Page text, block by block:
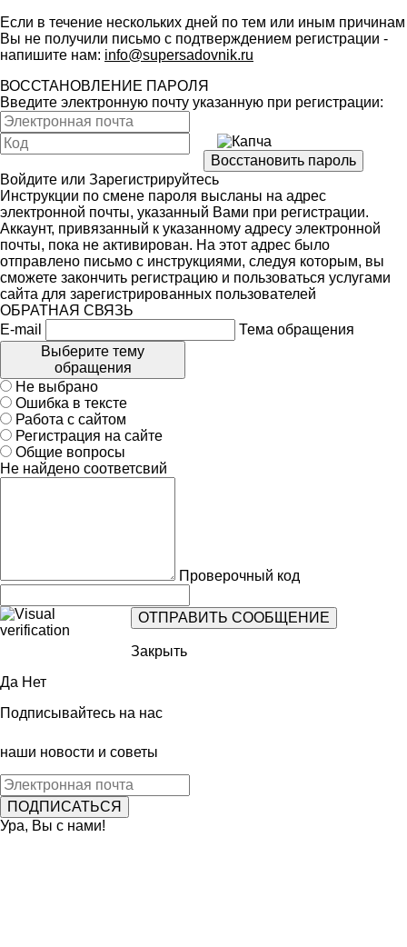
Если в течение нескольких дней по тем или иным причинам
Вы не получили письмо с подтверждением регистрации -
напишите нам: info@supersadovnik.ru
ВОССТАНОВЛЕНИЕ ПАРОЛЯ
Введите электронную почту указанную при регистрации:
Войдите или Зарегистрируйтесь
Инструкции по смене пароля высланы на адрес
электронной почты, указанный Вами при регистрации.
Аккаунт, привязанный к указанному адресу электронной
почты, пока не активирован. На этот адрес было
отправлено письмо с инструкциями, следуя которым, вы
сможете закончить регистрацию и пользоваться услугами
сайта для зарегистрированных пользователей
ОБРАТНАЯ СВЯЗЬ
E-mail
Тема обращения
Выберите тему
обращения
Не выбрано
Ошибка в тексте
Работа с сайтом
Регистрация на сайте
Общие вопросы
Не найдено соответсвий
Проверочный код
Закрыть
Да Нет
Подписывайтесь на нас
наши новости и советы
Ура, Вы с нами!